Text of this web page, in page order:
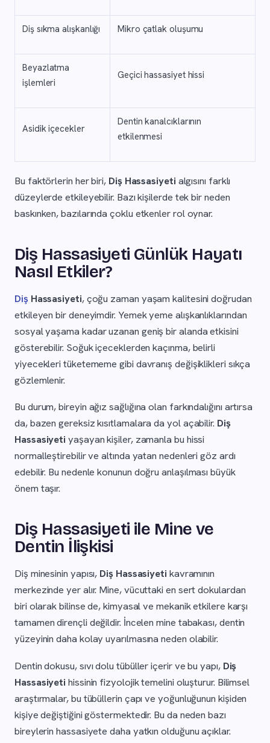
Diş sıkma alışkanlığı Mikro çatlak oluşumu
Beyazlatma
işlemleri
Geçici hassasiyet hissi
Asidik içecekler
Dentin kanalcıklarının
etkilenmesi
Bu faktörlerin her biri, Diş Hassasiyeti algısını farklı
düzeylerde etkileyebilir. Bazı kişilerde tek bir neden
baskınken, bazılarında çoklu etkenler rol oynar.
Diş Hassasiyeti Günlük Hayatı
Nasıl Etkiler?
Diş Hassasiyeti, çoğu zaman yaşam kalitesini doğrudan
etkileyen bir deneyimdir. Yemek yeme alışkanlıklarından
sosyal yaşama kadar uzanan geniş bir alanda etkisini
gösterebilir. Soğuk içeceklerden kaçınma, belirli
yiyecekleri tüketememe gibi davranış değişiklikleri sıkça
gözlemlenir.
Bu durum, bireyin ağız sağlığına olan farkındalığını artırsa
da, bazen gereksiz kısıtlamalara da yol açabilir. Diş
Hassasiyeti yaşayan kişiler, zamanla bu hissi
normalleştirebilir ve altında yatan nedenleri göz ardı
edebilir. Bu nedenle konunun doğru anlaşılması büyük
önem taşır.
Diş Hassasiyeti ile Mine ve
Dentin İlişkisi
Diş minesinin yapısı, Diş Hassasiyeti kavramının
merkezinde yer alır. Mine, vücuttaki en sert dokulardan
biri olarak bilinse de, kimyasal ve mekanik etkilere karşı
tamamen dirençli değildir. İncelen mine tabakası, dentin
yüzeyinin daha kolay uyarılmasına neden olabilir.
Dentin dokusu, sıvı dolu tübüller içerir ve bu yapı, Diş
Hassasiyeti hissinin fizyolojik temelini oluşturur. Bilimsel
araştırmalar, bu tübüllerin çapı ve yoğunluğunun kişiden
kişiye değiştiğini göstermektedir. Bu da neden bazı
bireylerin hassasiyete daha yatkın olduğunu açıklar.